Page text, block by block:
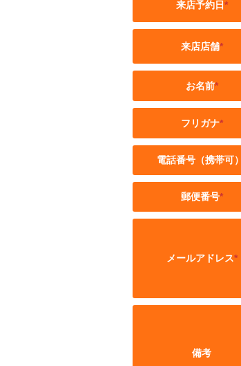
来店予約日*
来店店舗*
お名前*
フリガナ*
電話番号（携帯可）
郵便番号*
メールアドレス*
備考